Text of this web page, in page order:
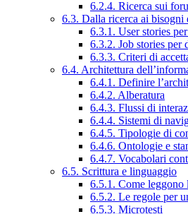
6.2.4. Ricerca sui
6.3. Dalla ricerca ai bisogni
6.3.1. User stories
6.3.2. Job stories per
6.3.3. Criteri di
6.4. Architettura
6.4.1. Definire
6.4.2. Alberatura
6.4.3. Flussi di
6.4.4. Sistemi di
6.4.5. Tipologie di
6.4.6. Ontologie e
6.4.7. Vocabolari
6.5. Scrittura e linguaggio
6.5.1. Come leggono
6.5.2. Le regole per
6.5.3. Microtesti